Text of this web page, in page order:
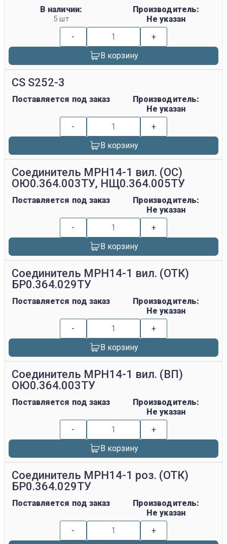
В наличии:
5 шт
Производитель:
Не указан
-
+
В корзину
CS S252-3
Поставляется под заказ
Производитель:
Не указан
-
+
В корзину
Соединитель МРН14-1 вил. (ОС)
ОЮ0.364.003ТУ, НЩ0.364.005ТУ
Поставляется под заказ
Производитель:
Не указан
-
+
В корзину
Соединитель МРН14-1 вил. (ОТК)
БР0.364.029ТУ
Поставляется под заказ
Производитель:
Не указан
-
+
В корзину
Соединитель МРН14-1 вил. (ВП)
ОЮ0.364.003ТУ
Поставляется под заказ
Производитель:
Не указан
-
+
В корзину
Соединитель МРН14-1 роз. (ОТК)
БР0.364.029ТУ
Поставляется под заказ
Производитель:
Не указан
-
+